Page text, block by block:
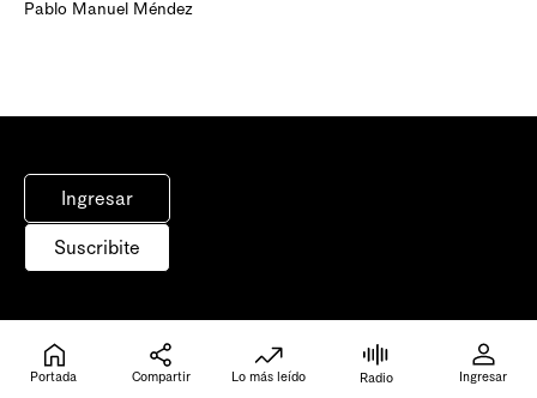
Pablo Manuel Méndez
Ingresar
Suscribite
Inicio
Portada
Portada Compartir Lo más leído Radio Ingresar